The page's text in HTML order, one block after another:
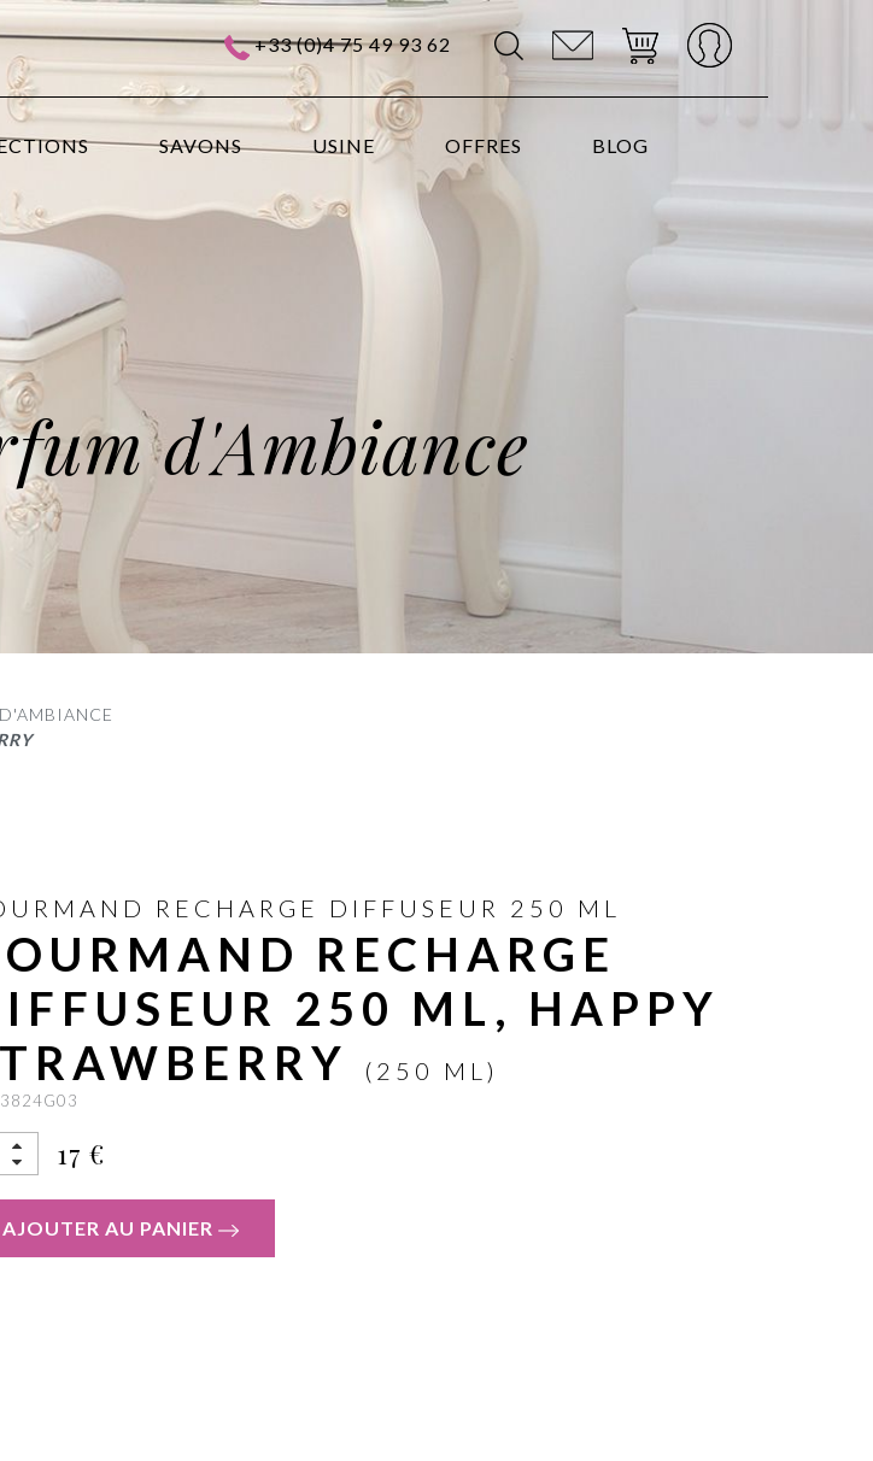
+33 (0)4 75 49 93 62
SAVONS USINE OFFRES BLOG
d'Ambiance
RECHARGE DIFFUSEUR 250 ML
RECHARGE
250 ML, HAPPY
(250 ML)
3824G03
17 €
AJOUTER AU PANIER